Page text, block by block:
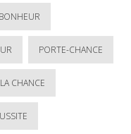
PORTE-CHANCE
CHANCE